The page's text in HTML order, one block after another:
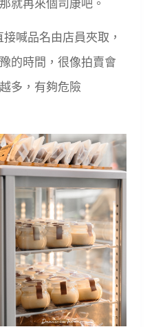
就再來個司康吧。
喊品名由店員夾取，
的時間，很像拍賣會
多，有夠危險